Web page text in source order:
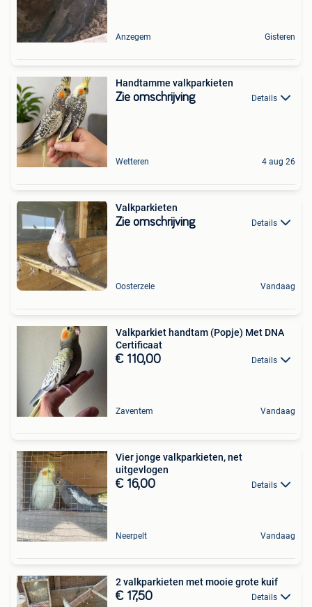
Anzegem Gisteren
Handtamme valkparkieten
Zie omschrijving Details
Wetteren 4 aug 26
Valkparkieten
Zie omschrijving Details
Oosterzele Vandaag
Valkparkiet handtam (Popje) Met DNA
Certificaat
€ 110,00 Details
Zaventem Vandaag
Vier jonge valkparkieten, net
uitgevlogen
€ 16,00 Details
Neerpelt Vandaag
2 valkparkieten met mooie grote kuif
€ 17,50 Details